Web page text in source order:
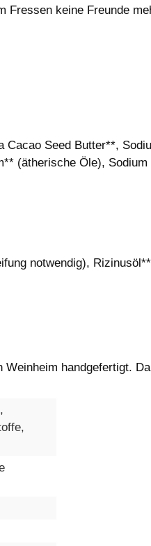
Fressen keine Freunde
Seed Butter**,
(ätherische Öle),
notwendig),
handgefertigt.